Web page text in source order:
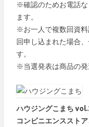
※確認のためお電話な
ます。
※お一人で複数回資
回申し込まれた場合
す。
※当選発表は商品の発
ハウジングこまち
コンビニエンススト